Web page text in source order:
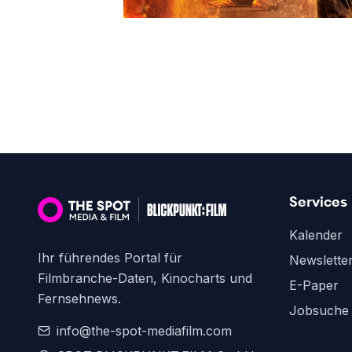
Ihr führendes Portal für
Filmbranche-Daten, Kinocharts und
Fernsehnews.
info@the-spot-mediafilm.com
Services
Kalender
E-Paper
Jobsuche